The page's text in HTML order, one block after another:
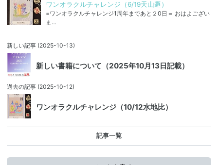
ワンオラクルチャレンジ（6/19天山遯）
=ワンオラクルチャレンジ1周年まであと２0日＝ おはよござい
ま…
新しい記事 (2025-10-13)
新しい書籍について（2025年10月13日記載）
過去の記事 (2025-10-12)
ワンオラクルチャレンジ（10/12水地比）
記事一覧